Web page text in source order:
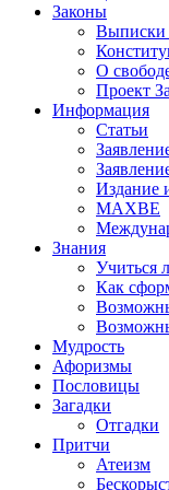
Законы
Выписки
О
Проект
Информация
Статьи
Издание
МАХВЕ
Знания
Учиться
Как
Мудрость
Афоризмы
Пословицы
Загадки
Отгадки
Притчи
Атеизм